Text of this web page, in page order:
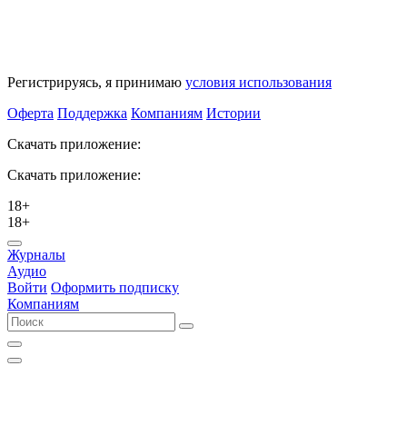
Регистрируясь, я принимаю условия использования
Оферта Поддержка Компаниям Истории
Скачать приложение:
Скачать приложение:
18+
18+
Журналы
Аудио
Войти Оформить подписку
Компаниям